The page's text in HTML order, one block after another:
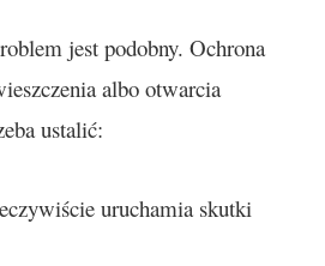
jest podobny. Ochrona
albo otwarcia
ustalić:
uruchamia skutki